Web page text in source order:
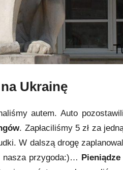
Ukrainę
autem. Auto
. Zapłaciliśmy 5 zł za
W dalszą drogę
nasza przygoda:)…